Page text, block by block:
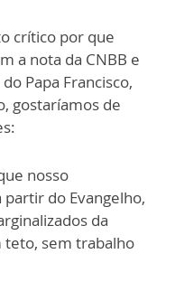
crítico por que
a nota da CNBB e
Papa Francisco,
gostaríamos de
nosso
do Evangelho,
da
teto, sem trabalho